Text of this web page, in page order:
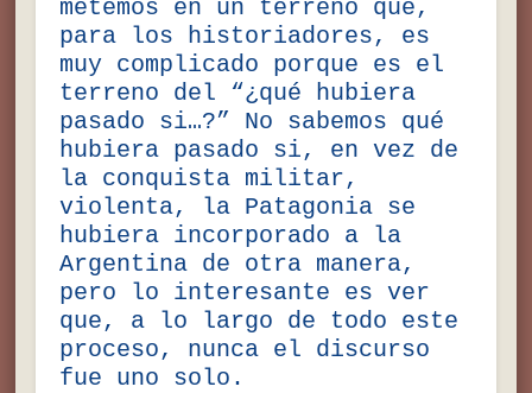
metemos en un terreno que,
para los historiadores, es
muy complicado porque es el
terreno del “¿qué hubiera
pasado si…?” No sabemos qué
hubiera pasado si, en vez de
la conquista militar,
violenta, la Patagonia se
hubiera incorporado a la
Argentina de otra manera,
pero lo interesante es ver
que, a lo largo de todo este
proceso, nunca el discurso
fue uno solo.